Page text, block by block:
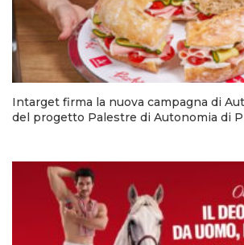
Intarget firma la nuova campagna di
del progetto Palestre di Autonomia di